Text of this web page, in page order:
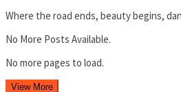
Where the road ends, beauty begins,
No More Posts Available.
No more pages to load.
View More